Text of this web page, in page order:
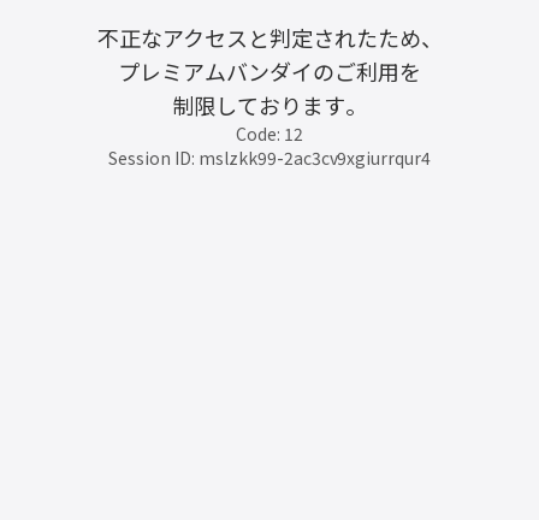
不正なアクセスと判定されたため、
プレミアムバンダイのご利用を
制限しております。
Code: 12
Session ID: mslzkk99-2ac3cv9xgiurrqur4